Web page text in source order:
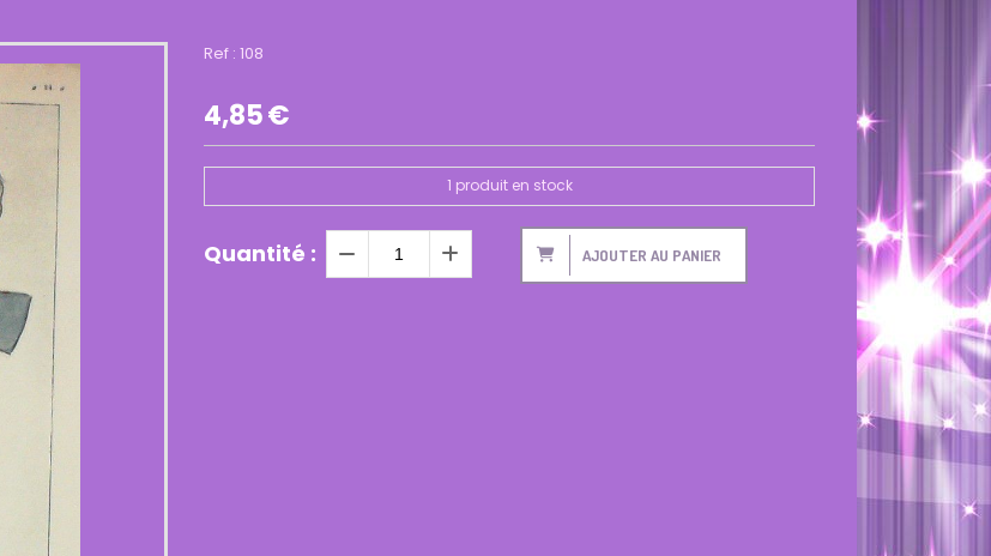
Ref : 108
4,85€
1 produit en stock
Quantité : AJOUTER AU PANIER